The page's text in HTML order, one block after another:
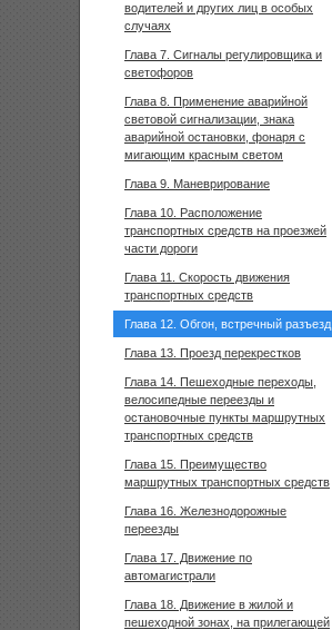
водителей и других лиц в особых
случаях
Глава 7. Сигналы регулировщика и
светофоров
Глава 8. Применение аварийной
световой сигнализации, знака
аварийной остановки, фонаря с
мигающим красным светом
Глава 9. Маневрирование
Глава 10. Расположение
транспортных средств на проезжей
части дороги
Глава 11. Скорость движения
транспортных средств
Глава 12. Обгон, встречный разъезд
Глава 13. Проезд перекрестков
Глава 14. Пешеходные переходы,
велосипедные переезды и
остановочные пункты маршрутных
транспортных средств
Глава 15. Преимущество
маршрутных транспортных средств
Глава 16. Железнодорожные
переезды
Глава 17. Движение по
автомагистрали
Глава 18. Движение в жилой и
пешеходной зонах, на прилегающей